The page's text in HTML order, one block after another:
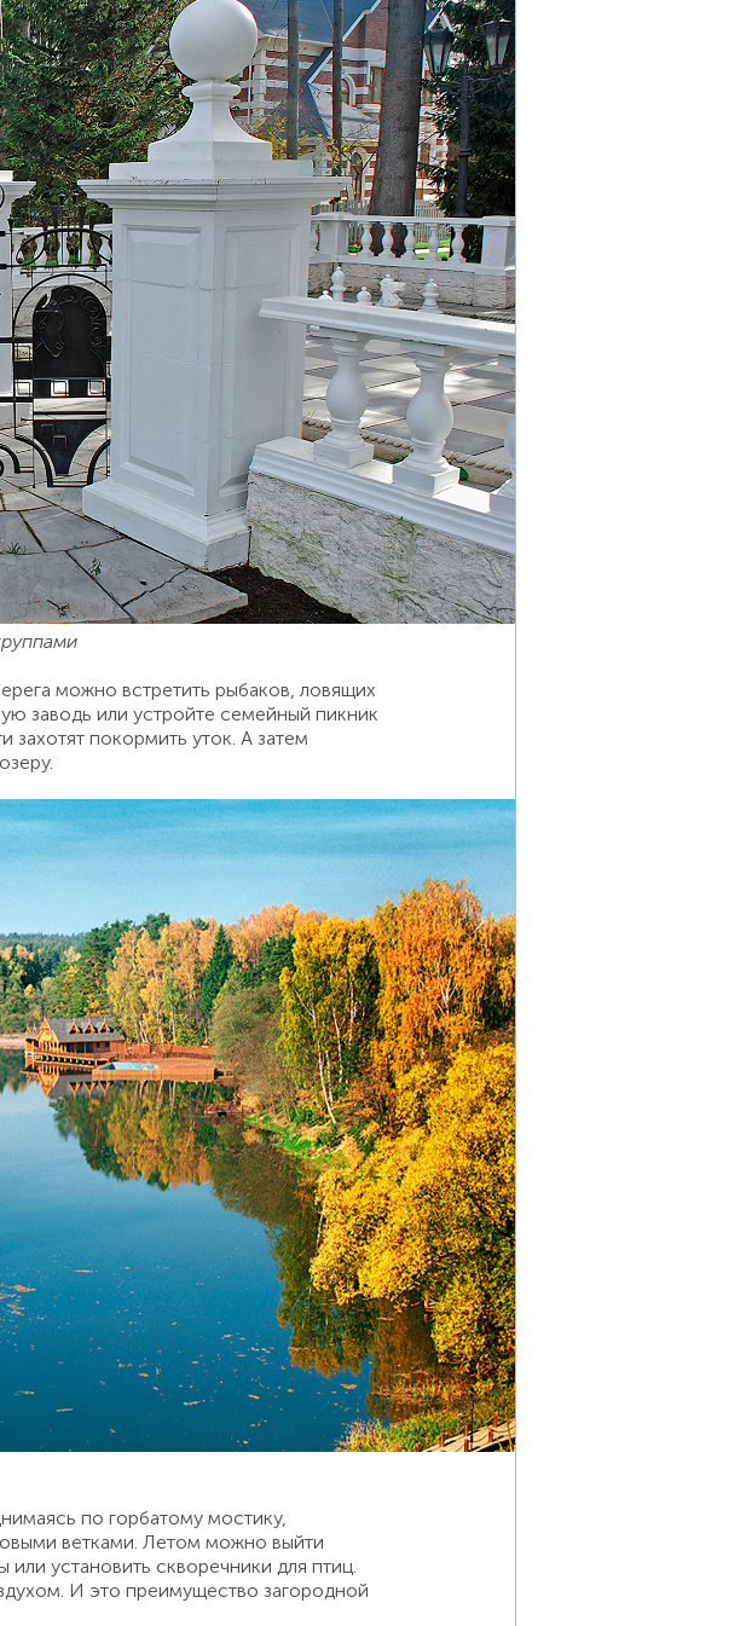
можно встретить рыбаков, ловящих
заводь или устройте семейный пикник
захотят покормить уток. А затем
по горбатому мостику,
ветками. Летом можно выйти
установить скворечники для птиц.
И это преимущество загородной